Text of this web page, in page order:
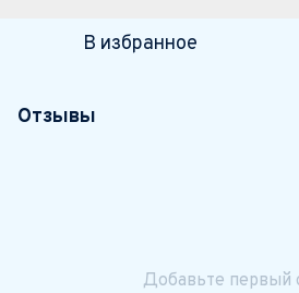
В избранное
Отзывы
Добавьте первый